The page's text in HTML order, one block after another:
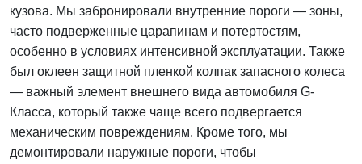
кузова. Мы забронировали внутренние пороги — зоны,
часто подверженные царапинам и потертостям,
особенно в условиях интенсивной эксплуатации. Также
был оклеен защитной пленкой колпак запасного колеса
— важный элемент внешнего вида автомобиля G-
Класса, который также чаще всего подвергается
механическим повреждениям. Кроме того, мы
демонтировали наружные пороги, чтобы